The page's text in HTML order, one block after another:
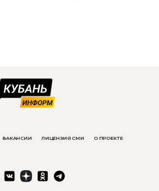
ВАКАНСИИ ЛИЦЕНЗИЯ СМИ О ПРОЕКТЕ